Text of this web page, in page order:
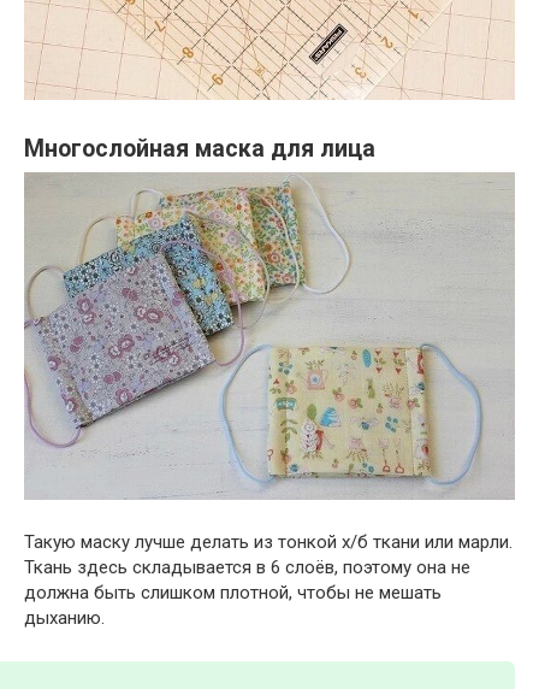
Многослойная маска для лица
Такую маску лучше делать из тонкой х/б ткани или марли.
Ткань здесь складывается в 6 слоёв, поэтому она не
должна быть слишком плотной, чтобы не мешать
дыханию.